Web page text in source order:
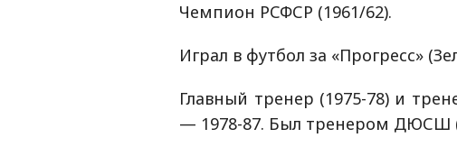
Чемпион РСФСР (1961/62).
Играл в футбол за «Прогресс»
Главный тренер (1975-78) и
— 1978-87. Был тренером ДЮСШ